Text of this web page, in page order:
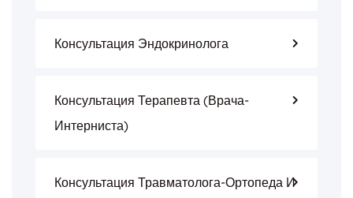
Консультация Эндокринолога
Консультация Терапевта (врача-
Интерниста)
Консультация Травматолога-Ортопеда И